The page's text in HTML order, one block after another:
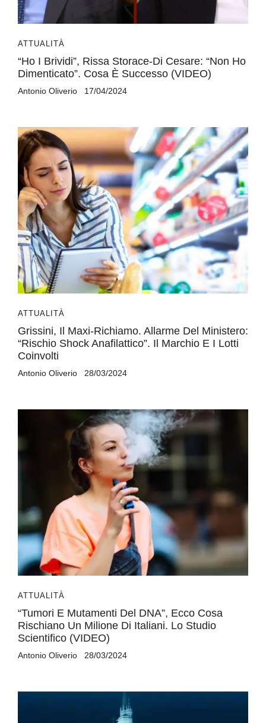
ATTUALITÀ
“Ho I Brividi”, Rissa Storace-Di Cesare: “Non Ho
Dimenticato”. Cosa È Successo (VIDEO)
Antonio Oliverio 17/04/2024
ATTUALITÀ
Grissini, Il Maxi-Richiamo. Allarme Del Ministero:
“Rischio Shock Anafilattico”. Il Marchio E I Lotti
Coinvolti
Antonio Oliverio 28/03/2024
ATTUALITÀ
“Tumori E Mutamenti Del DNA”, Ecco Cosa
Rischiano Un Milione Di Italiani. Lo Studio
Scientifico (VIDEO)
Antonio Oliverio 28/03/2024